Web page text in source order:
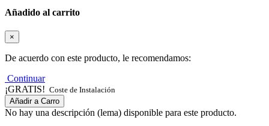
Añadido al carrito
×
De acuerdo con este producto, le recomendamos:
Continuar
¡GRATIS! Coste de Instalación
Añadir a Carro
No hay una descripción (lema) disponible para este producto.